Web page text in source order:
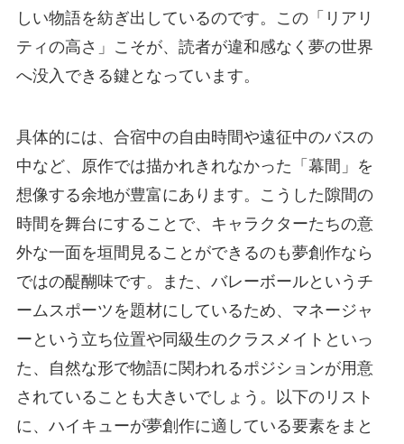
しい物語を紡ぎ出しているのです。この「リアリ
ティの高さ」こそが、読者が違和感なく夢の世界
へ没入できる鍵となっています。
具体的には、合宿中の自由時間や遠征中のバスの
中など、原作では描かれきれなかった「幕間」を
想像する余地が豊富にあります。こうした隙間の
時間を舞台にすることで、キャラクターたちの意
外な一面を垣間見ることができるのも夢創作なら
ではの醍醐味です。また、バレーボールというチ
ームスポーツを題材にしているため、マネージャ
ーという立ち位置や同級生のクラスメイトといっ
た、自然な形で物語に関われるポジションが用意
されていることも大きいでしょう。以下のリスト
に、ハイキューが夢創作に適している要素をまと